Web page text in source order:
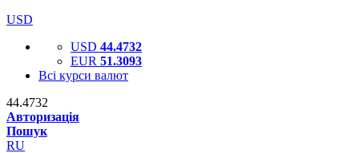
USD
USD 44.4732
EUR 51.3093
Всі курси валют
44.4732
Авторизація
Пошук
RU